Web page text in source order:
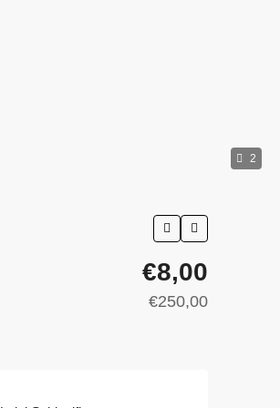
2
€8,00
€250,00